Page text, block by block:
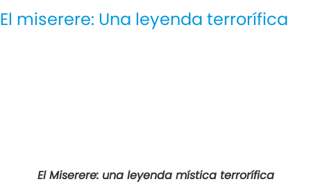
El miserere: Una leyenda terrorífica
El Miserere: una leyenda mística terrorífica